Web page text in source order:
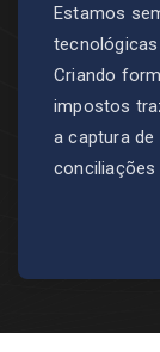
Estamos
Criando
impostos
a captura
conciliações